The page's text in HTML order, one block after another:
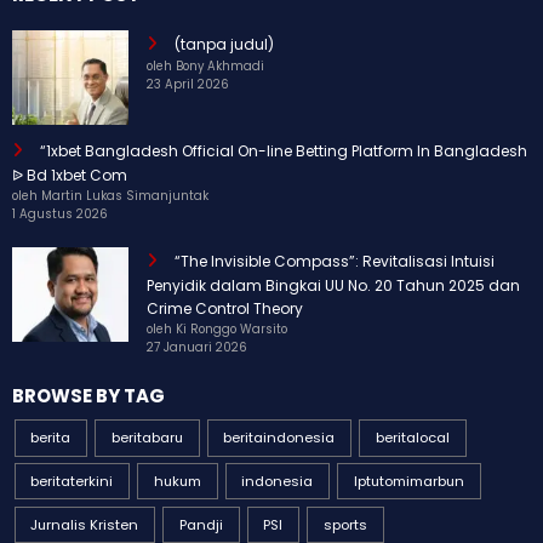
(tanpa judul)
oleh Bony Akhmadi
23 April 2026
“1xbet Bangladesh Official On-line Betting Platform In Bangladesh
ᐉ Bd 1xbet Com
oleh Martin Lukas Simanjuntak
1 Agustus 2026
“The Invisible Compass”: Revitalisasi Intuisi
Penyidik dalam Bingkai UU No. 20 Tahun 2025 dan
Crime Control Theory
oleh Ki Ronggo Warsito
27 Januari 2026
BROWSE BY TAG
berita beritabaru beritaindonesia beritalocal
beritaterkini hukum indonesia Iptutomimarbun
Jurnalis Kristen Pandji PSI sports